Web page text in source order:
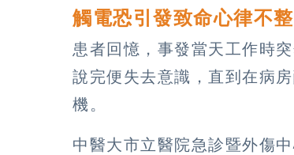
觸電恐引發致命心律不
患者回憶，事發當天工作時
說完便失去意識，直到在病
機。
中醫大市立醫院急診暨外傷